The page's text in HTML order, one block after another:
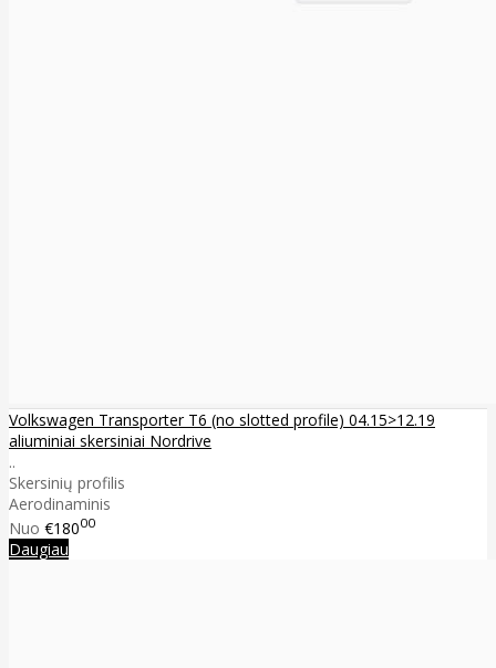
Volkswagen Transporter T6 (no slotted profile) 04.15>12.19
aliuminiai skersiniai Nordrive
..
Skersinių profilis
Aerodinaminis
Nuo €18000
Daugiau